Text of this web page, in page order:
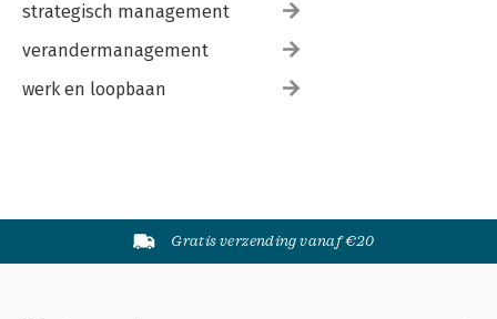
strategisch management
verandermanagement
werk en loopbaan
Gratis verzending vanaf €20